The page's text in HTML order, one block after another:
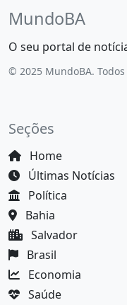
MundoBA
O seu portal de
© 2025 MundoBA.
Seções
Home
Últimas Notícias
Política
Bahia
Salvador
Brasil
Economia
Saúde